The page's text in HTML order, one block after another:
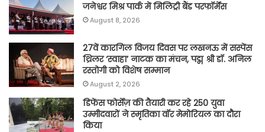
जनेश्वर मिश्र पार्क में मिलिट्री बैंड परफॉर्मेंस
August 8, 2026
27वें कारगिल विजय दिवस पर लखनऊ में सस्पेंस
थ्रिलर ‘स्वाहा’ नाटक का मंचन, पद्म श्री डॉ. अनिल
रस्तोगी को विशेष सम्मान
August 2, 2026
डिफेंस फोर्सेज़ की तैयारी कर रहे 250 युवा
उम्मीदवारों ने स्मृतिका वॉर मेमोरियल का दौरा
किया